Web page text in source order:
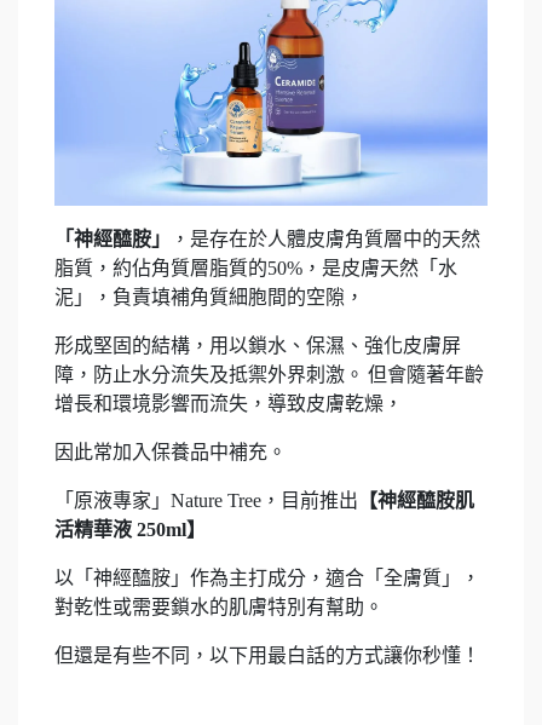
「神經醯胺」
，是存在於人體皮膚角質層中的天然
脂質，約佔角質層脂質的50%，是皮膚天然「水
泥」，負責填補角質細胞間的空隙，
形成堅固的結構，用以鎖水、保濕、強化皮膚屏
障，防止水分流失及抵禦外界刺激。 但會隨著年齡
增長和環境影響而流失，導致皮膚乾燥，
因此常加入保養品中補充。
「原液專家」Nature Tree，目前推出 【神經醯胺肌
活精華液 250ml】
以「神經醯胺」作為主打成分，適合「全膚質」，
對乾性或需要鎖水的肌膚特別有幫助。
但還是有些不同，以下用最白話的方式讓你秒懂！